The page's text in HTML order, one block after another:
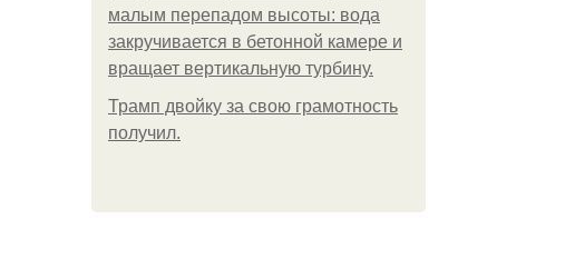
малым перепадом высоты: вода
закручивается в бетонной камере и
вращает вертикальную турбину.
Трамп двойку за свою грамотность
получил.